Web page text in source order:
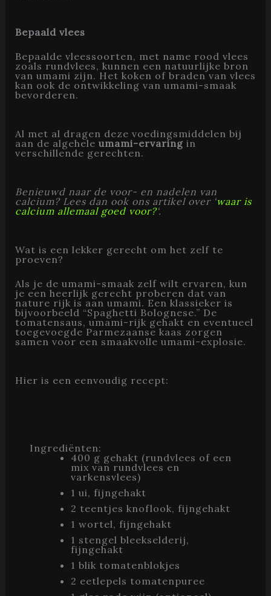
Bepaald vlees
Bepaalde vleessoorten, met name rood vlees
zoals rundvlees, kunnen een natuurlijke bron
van umami zijn. Het koken of braden van vlees
kan ook de ontwikkeling van umami-smaak
bevorderen.
Al met al dragen deze voedingsmiddelen bij
aan de algehele umami-ervaringin
verschillende gerechten.
Benieuwd naar de voor- en nadelen van
calcium? Lees dan ook ons artikel over ‘waar is
calcium allemaal goed voor?‘.
Wat is een lekker gerecht om het zelf te
proeven?
Als je de umami-smaak zelf wilt ervaren, kun
je een heerlijk gerecht proberen dat van
nature rijk is aan umami. Een klassieker is
bijvoorbeeld “Spaghetti Bolognese.” De
tomatensaus, umami-rijk gehakt en eventueel
toegevoegde Parmezaanse kaas zorgen
samen voor een smaakvolle umami-explosie.
Hier is een eenvoudig recept:
Ingrediënten:
400 g gehakt (rundvlees of een
mix van rundvlees en
varkensvlees)
1 ui, fijngehakt
2 teentjes knoflook, fijngehakt
1 wortel, fijngehakt
1 stengel bleekselderij,
fijngehakt
1 blik tomatenblokjes
2 eetlepels tomatenpuree